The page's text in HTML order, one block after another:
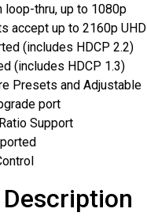
loop-thru, up to 1080p
accept up to 2160p UHD
(includes HDCP 2.2)
(includes HDCP 1.3)
Presets and Adjustable
port
Support